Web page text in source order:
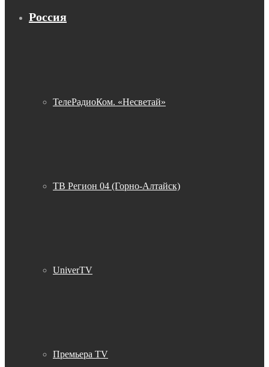
Россия
ТелеРадиоКом. «Несветай»
ТВ Регион 04 (Горно-Алтайск)
UniverTV
Премьера TV